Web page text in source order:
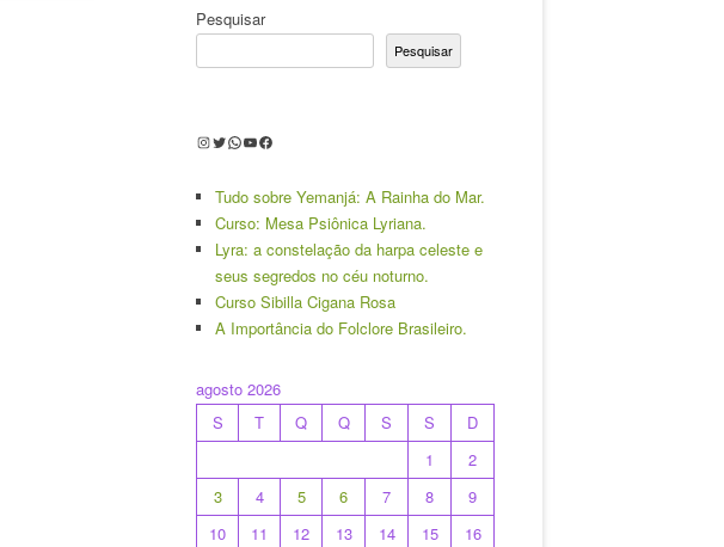
Pesquisar
Pesquisar
Instagram
Twitter
WhatsApp
Youtube
Facebook
Tudo sobre Yemanjá: A Rainha do Mar.
Curso: Mesa Psiônica Lyriana.
Lyra: a constelação da harpa celeste e
seus segredos no céu noturno.
Curso Sibilla Cigana Rosa
A Importância do Folclore Brasileiro.
agosto 2026
S
T Q Q S S
D
1
2
3
4 5 6 7 8
9
10
11 12 13 14 15
16